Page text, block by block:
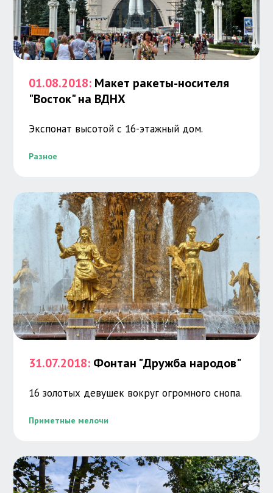
01.08.2018: Макет ракеты-носителя
"Восток" на ВДНХ
Экспонат высотой с 16-этажный дом.
Разное
31.07.2018: Фонтан "Дружба народов"
16 золотых девушек вокруг огромного снопа.
Приметные мелочи